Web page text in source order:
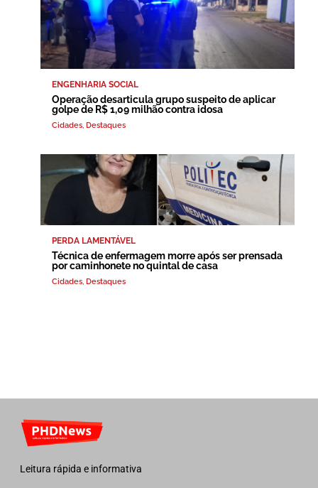
ENGENHARIA SOCIAL
Operação desarticula grupo suspeito de aplicar
golpe de R$ 1,09 milhão contra idosa
Cidades, Destaques
PERDA LAMENTÁVEL
Técnica de enfermagem morre após ser prensada
por caminhonete no quintal de casa
Cidades, Destaques
Leitura rápida e informativa